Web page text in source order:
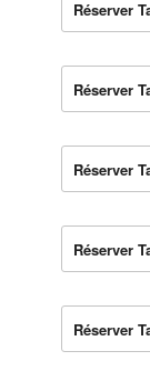
Réserver
Réserver
Réserver
Réserver
Réserver